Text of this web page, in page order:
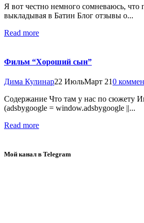
Я вот честно немного сомневаюсь, что
выкладывая в Батин Блог отзывы о...
Read more
Фильм “Хороший сын”
Дима Кулинар22 ИюльМарт 210
Содержание Что там у нас по сюжету
(adsbygoogle = window.adsbygoogle ||...
Read more
Мой канал в Telegram